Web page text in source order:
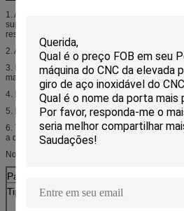
1. A corrente da liga é projetada e fabricada
superiores. Pode withstand fácil mais, lifitng da
resistance.greater pelo tamanho e é mais
2. Aço de liga material, tratado caloroso e prova
3. Minimize a operação do tempo ocioso da
mais durável da segurança
4. Fator de segurança: minuto 4
5. Padrão de Surfacture: ISO, EN, RUÍDO e
6. Tratamento de superfície: auto-cor, lustro,
a quente, electrogalvanizados, etc.
Nosso serviço do OEM:
Padrão
Tipo principal
Liso, bandeja de JIS,